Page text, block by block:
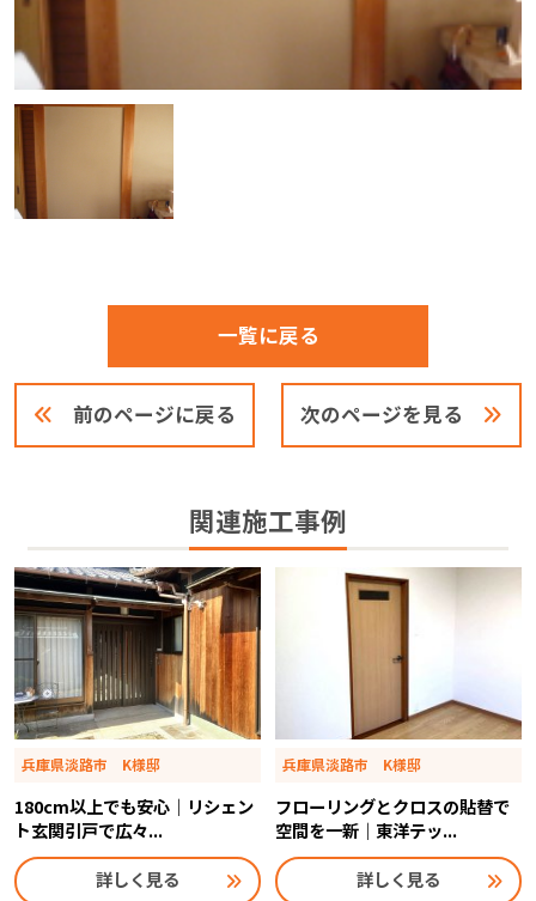
前のページに戻る
一覧に戻る
次のページを見る
関連施工事例
兵庫県淡路市 K様邸
180cm以上でも安心｜リシェン
ト玄関引戸で広々...
詳しく見る
兵庫県淡路市 K様邸
フローリングとクロスの貼替で
空間を一新｜東洋テッ...
詳しく見る